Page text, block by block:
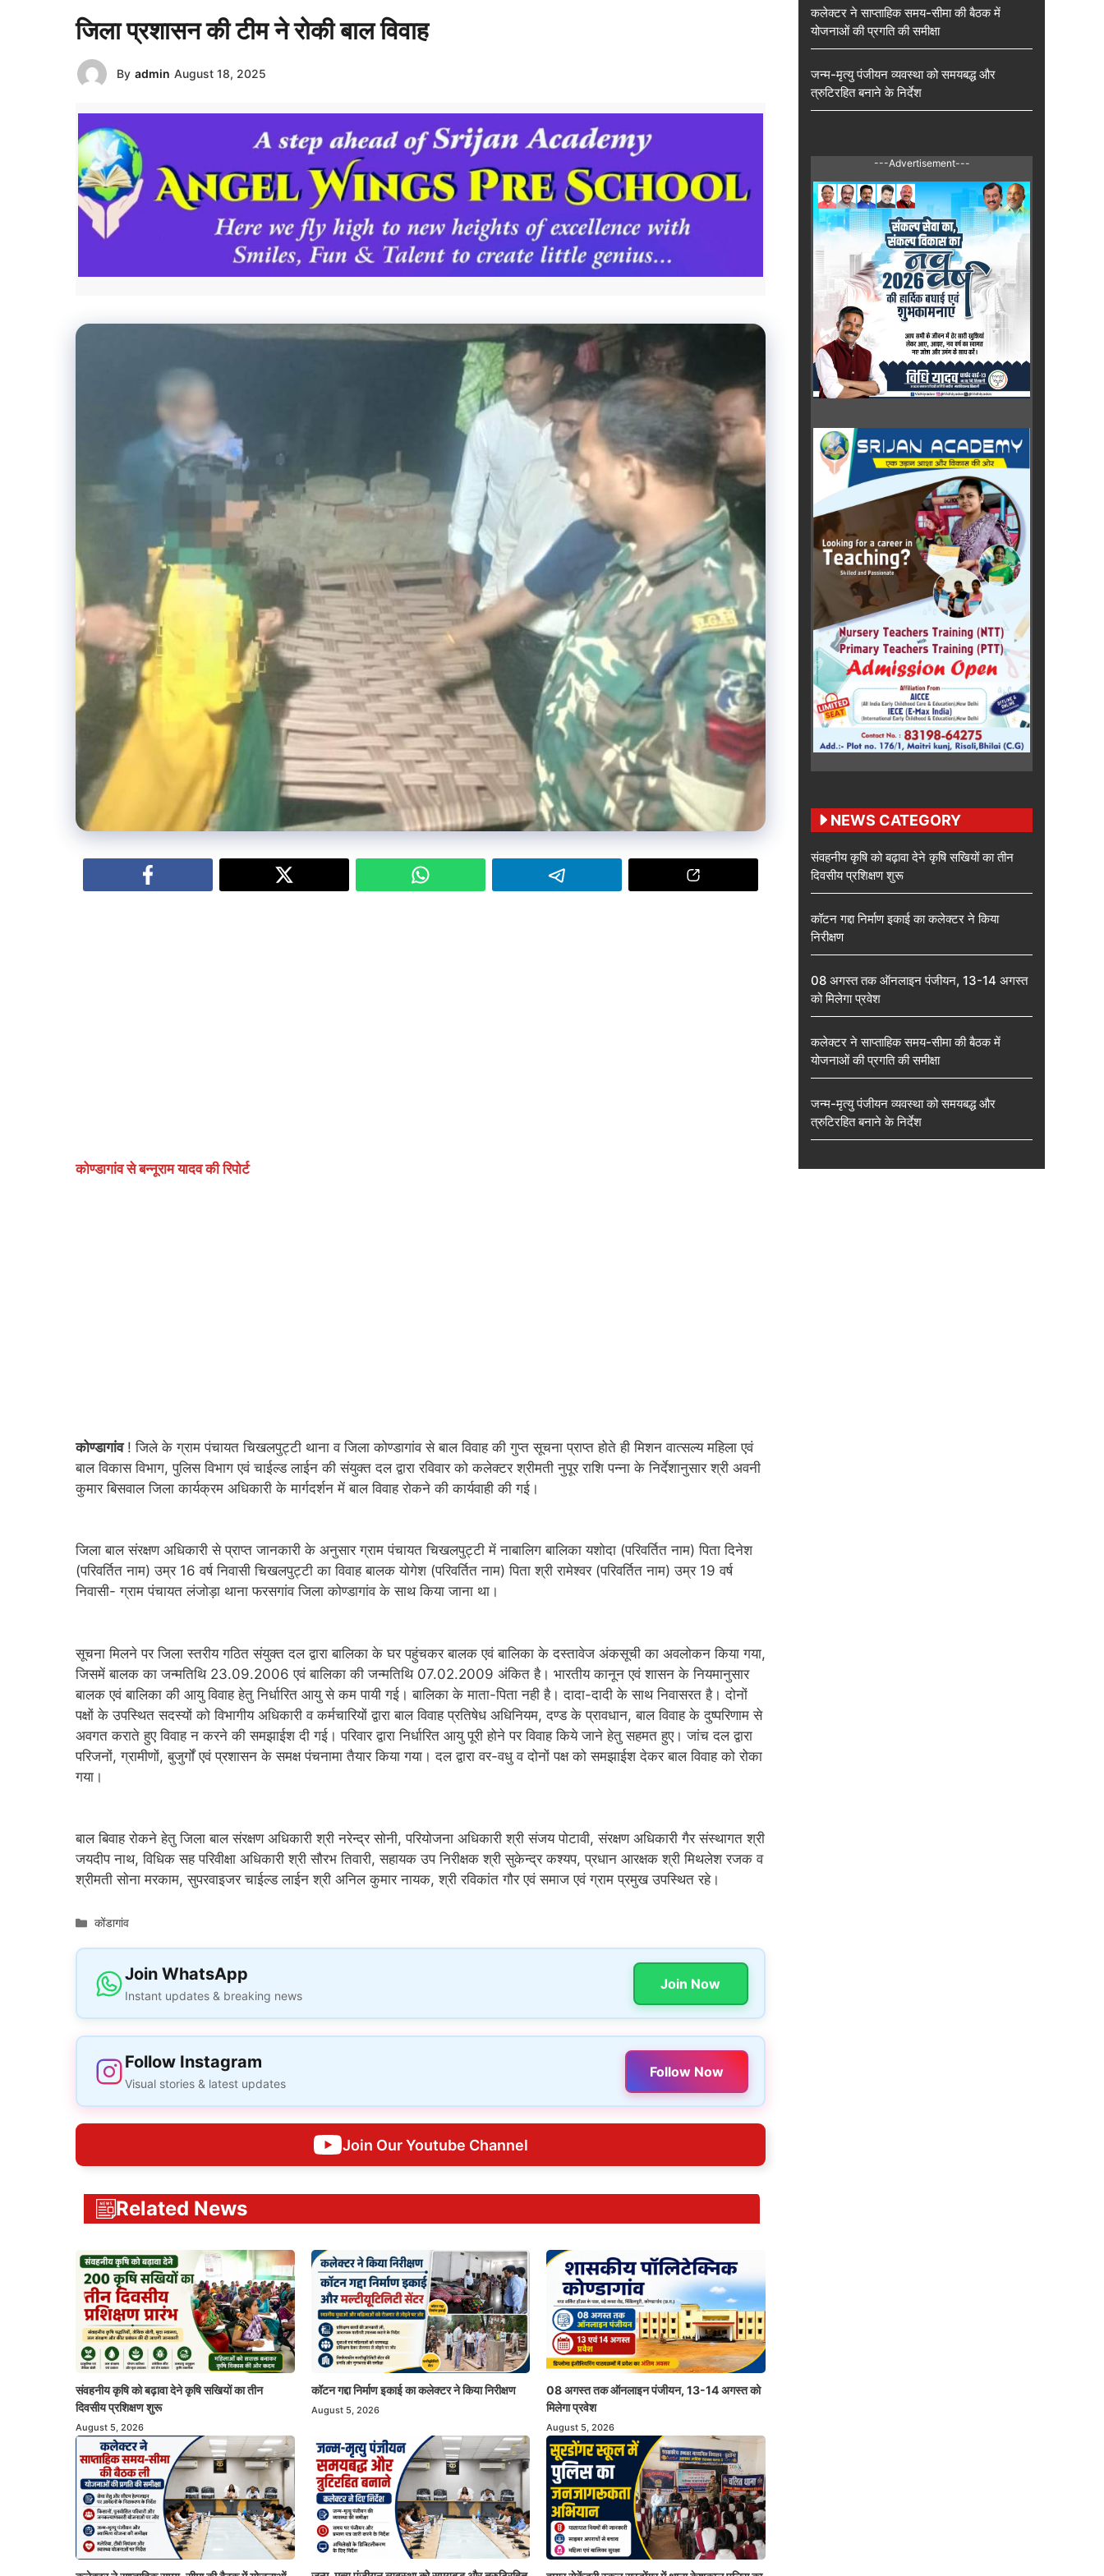
जिला प्रशासन की टीम ने रोकी बाल विवाह
By admin August 18, 2025
कोण्डागांव से बन्नूराम यादव की रिपोर्ट
कोण्डागांव! जिले के ग्राम पंचायत चिखलपुट्टी थाना व जिला कोण्डागांव से बाल विवाह की गुप्त सूचना प्राप्त होते ही मिशन वात्सल्य महिला एवं
बाल विकास विभाग, पुलिस विभाग एवं चाईल्ड लाईन की संयुक्त दल द्वारा रविवार को कलेक्टर श्रीमती नुपूर राशि पन्ना के निर्देशानुसार श्री अवनी
कुमार बिसवाल जिला कार्यक्रम अधिकारी के मार्गदर्शन में बाल विवाह रोकने की कार्यवाही की गई।
जिला बाल संरक्षण अधिकारी से प्राप्त जानकारी के अनुसार ग्राम पंचायत चिखलपुट्टी में नाबालिग बालिका यशोदा (परिवर्तित नाम) पिता दिनेश
(परिवर्तित नाम) उम्र 16 वर्ष निवासी चिखलपुट्टी का विवाह बालक योगेश (परिवर्तित नाम) पिता श्री रामेश्वर (परिवर्तित नाम) उम्र 19 वर्ष
निवासी- ग्राम पंचायत लंजोड़ा थाना फरसगांव जिला कोण्डागांव के साथ किया जाना था।
सूचना मिलने पर जिला स्तरीय गठित संयुक्त दल द्वारा बालिका के घर पहुंचकर बालक एवं बालिका के दस्तावेज अंकसूची का अवलोकन किया गया,
जिसमें बालक का जन्मतिथि 23.09.2006 एवं बालिका की जन्मतिथि 07.02.2009 अंकित है। भारतीय कानून एवं शासन के नियमानुसार
बालक एवं बालिका की आयु विवाह हेतु निर्धारित आयु से कम पायी गई। बालिका के माता-पिता नही है। दादा-दादी के साथ निवासरत है। दोनों
पक्षों के उपस्थित सदस्यों को विभागीय अधिकारी व कर्मचारियों द्वारा बाल विवाह प्रतिषेध अधिनियम, दण्ड के प्रावधान, बाल विवाह के दुष्परिणाम से
अवगत कराते हुए विवाह न करने की समझाईश दी गई। परिवार द्वारा निर्धारित आयु पूरी होने पर विवाह किये जाने हेतु सहमत हुए। जांच दल द्वारा
परिजनों, ग्रामीणों, बुजुर्गों एवं प्रशासन के समक्ष पंचनामा तैयार किया गया। दल द्वारा वर-वधु व दोनों पक्ष को समझाईश देकर बाल विवाह को रोका
गया।
बाल बिवाह रोकने हेतु जिला बाल संरक्षण अधिकारी श्री नरेन्द्र सोनी, परियोजना अधिकारी श्री संजय पोटावी, संरक्षण अधिकारी गैर संस्थागत श्री
जयदीप नाथ, विधिक सह परिवीक्षा अधिकारी श्री सौरभ तिवारी, सहायक उप निरीक्षक श्री सुकेन्द्र कश्यप, प्रधान आरक्षक श्री मिथलेश रजक व
श्रीमती सोना मरकाम, सुपरवाइजर चाईल्ड लाईन श्री अनिल कुमार नायक, श्री रविकांत गौर एवं समाज एवं ग्राम प्रमुख उपस्थित रहे।
Categories
कोंडागांव
Join WhatsApp
Instant updates & breaking news
Join Now
Follow Instagram
Visual stories & latest updates
Follow Now
Join Our Youtube Channel
Related News
संवहनीय कृषि को बढ़ावा देने कृषि सखियों का तीन
दिवसीय प्रशिक्षण शुरू
August 5, 2026
कॉटन गद्दा निर्माण इकाई का कलेक्टर ने किया निरीक्षण
August 5, 2026
08 अगस्त तक ऑनलाइन पंजीयन, 13-14 अगस्त को
मिलेगा प्रवेश
August 5, 2026
कलेक्टर ने साप्ताहिक समय-सीमा की बैठक में
योजनाओं की प्रगति की समीक्षा
जन्म-मृत्यु पंजीयन व्यवस्था को समयबद्ध और
त्रुटिरहित बनाने के निर्देश
---Advertisement---
NEWS CATEGORY
संवहनीय कृषि को बढ़ावा देने कृषि सखियों का तीन
दिवसीय प्रशिक्षण शुरू
कॉटन गद्दा निर्माण इकाई का कलेक्टर ने किया
निरीक्षण
08 अगस्त तक ऑनलाइन पंजीयन, 13-14 अगस्त
को मिलेगा प्रवेश
कलेक्टर ने साप्ताहिक समय-सीमा की बैठक में
योजनाओं की प्रगति की समीक्षा
जन्म-मृत्यु पंजीयन व्यवस्था को समयबद्ध और
त्रुटिरहित बनाने के निर्देश